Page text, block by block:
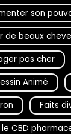
son
de beaux
pas cher
Animé
Faits
CBD